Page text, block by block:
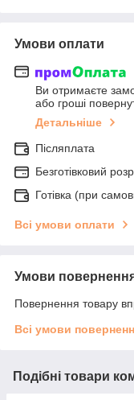
Умови оплати
Ви отримаєте
або гроші
Детальніше
Післяплата
Безготівковий
Готівка (при
Всі умови оплати
Умови
Повернення товару
Всі умови
Подібні товари